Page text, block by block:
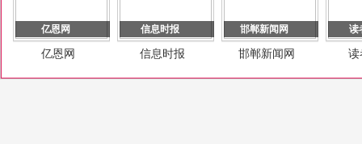
亿恩网
亿恩网
信息时报
信息时报
邯郸新闻网
邯郸新闻网
读
读